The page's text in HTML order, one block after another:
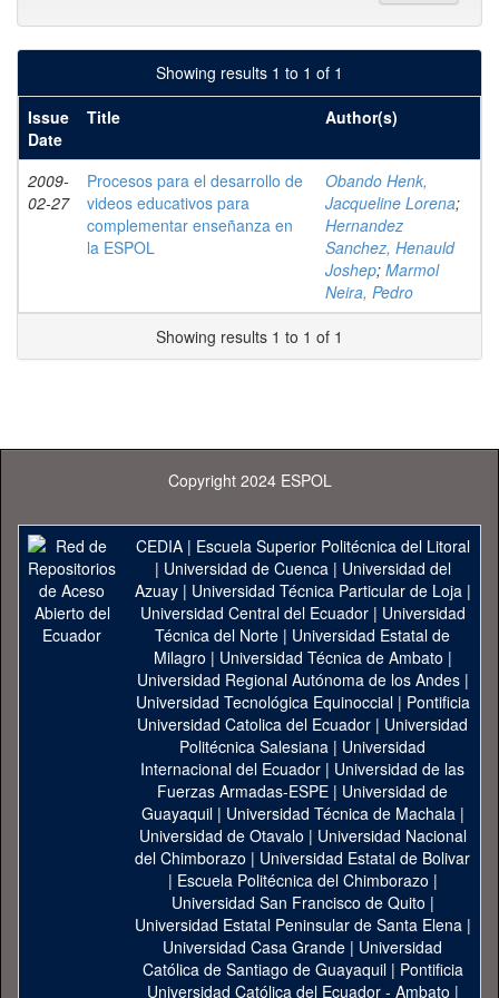
Showing results 1 to 1 of 1
Issue
Date
Title Author(s)
2009-
02-27
Procesos para el desarrollo de
videos educativos para
complementar enseñanza en
la ESPOL
Obando Henk,
Jacqueline Lorena;
Hernandez
Sanchez, Henauld
Joshep; Marmol
Neira, Pedro
Showing results 1 to 1 of 1
Copyright 2024 ESPOL
CEDIA| Escuela Superior Politécnica del Litoral
| Universidad de Cuenca| Universidad del
Azuay| Universidad Técnica Particular de Loja|
Universidad Central del Ecuador| Universidad
Técnica del Norte | Universidad Estatal de
Milagro | Universidad Técnica de Ambato |
Universidad Regional Autónoma de los Andes|
Universidad Tecnológica Equinoccial| Pontificia
Universidad Catolica del Ecuador | Universidad
Politécnica Salesiana | Universidad
Internacional del Ecuador | Universidad de las
Fuerzas Armadas-ESPE | Universidad de
Guayaquil| Universidad Técnica de Machala|
Universidad de Otavalo | Universidad Nacional
del Chimborazo | Universidad Estatal de Bolivar
| Escuela Politécnica del Chimborazo |
Universidad San Francisco de Quito |
Universidad Estatal Peninsular de Santa Elena|
Universidad Casa Grande | Universidad
Católica de Santiago de Guayaquil| Pontificia
Universidad Católica del Ecuador - Ambato |